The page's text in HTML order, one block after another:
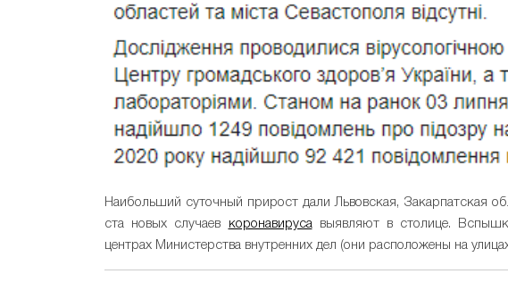
Наибольший суточный прирост дали Львовская, Закарпатская
ста новых случаев
коронавируса выявляют в столице.
центрах Министерства внутренних дел (они расположены на